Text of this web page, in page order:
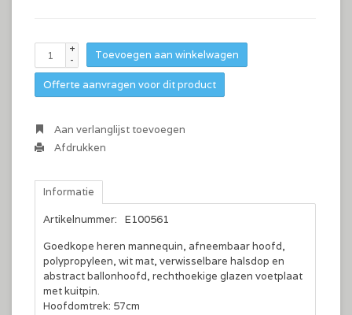
+
-
Toevoegen aan winkelwagen
Offerte aanvragen voor dit product
Aan verlanglijst toevoegen
Afdrukken
Informatie
Artikelnummer:
E100561
Goedkope heren mannequin, afneembaar hoofd,
polypropyleen, wit mat, verwisselbare halsdop en
abstract ballonhoofd, rechthoekige glazen voetplaat
met kuitpin.
Hoofdomtrek: 57cm